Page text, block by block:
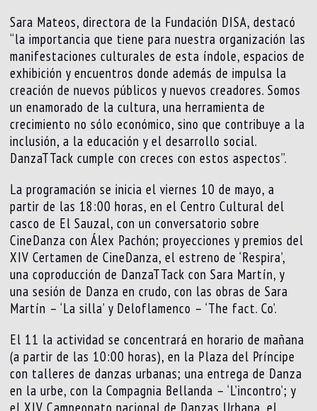
Sara Mateos, directora de la Fundación DISA, destacó
“la importancia que tiene para nuestra organización las
manifestaciones culturales de esta índole, espacios de
exhibición y encuentros donde además de impulsa la
creación de nuevos públicos y nuevos creadores. Somos
un enamorado de la cultura, una herramienta de
crecimiento no sólo económico, sino que contribuye a la
inclusión, a la educación y el desarrollo social.
DanzaTTack cumple con creces con estos aspectos”.
La programación se inicia el viernes 10 de mayo, a
partir de las 18:00 horas, en el Centro Cultural del
casco de El Sauzal, con un conversatorio sobre
CineDanza con Álex Pachón; proyecciones y premios del
XIV Certamen de CineDanza, el estreno de ‘Respira’,
una coproducción de DanzaTTack con Sara Martín, y
una sesión de Danza en crudo, con las obras de Sara
Martín – ‘La silla’ y Deloflamenco – ‘The fact. Co’.
El 11 la actividad se concentrará en horario de mañana
(a partir de las 10:00 horas), en la Plaza del Príncipe
con talleres de danzas urbanas; una entrega de Danza
en la urbe, con la Compagnia Bellanda – ‘L’incontro’; y
el XIV Campeonato nacional de Danzas Urbana, el